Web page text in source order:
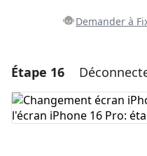
Demander à
Ajouter
Ajouter un
Étape 16